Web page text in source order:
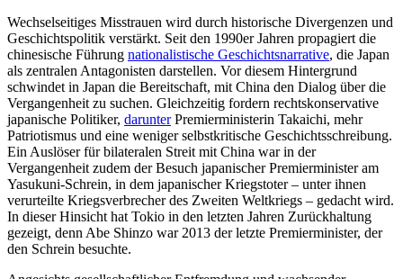
Wechselseitiges Misstrauen wird durch historische Divergenzen und
Geschichts­poli­tik verstärkt. Seit den 1990er Jahren pro­pagiert die
chinesische Führung natio­na­listische Geschichtsnarrative, die Japan
als zentralen Antagonisten darstellen. Vor diesem Hintergrund
schwindet in Japan die Bereitschaft, mit China den Dialog über die
Vergangenheit zu suchen. Gleichzeitig for­dern rechtskonservative
japanische Politi­ker, darunterPremierministerin Takaichi, mehr
Patriotismus und eine weniger selbst­kritische Geschichtsschreibung.
Ein Aus­löser für bilateralen Streit mit China war in der
Vergangenheit zudem der Besuch japa­nischer Premierminister am
Yasukuni-Schrein, in dem japanischer Kriegstoter – unter ihnen
verurteilte Kriegsverbrecher des Zweiten Weltkriegs – gedacht wird.
In die­ser Hinsicht hat Tokio in den letzten Jahren Zurückhaltung
gezeigt, denn Abe Shinzo war 2013 der letzte Premierminister, der
den Schrein besuchte.